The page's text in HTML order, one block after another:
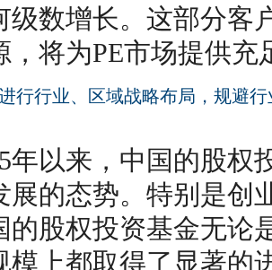
级数增长。这部分客
，将为PE市场提供充
行行业、区域战略布局，规避
以来，中国的股权
展的态势。特别是创
的股权投资基金无论
模上都取得了显著的